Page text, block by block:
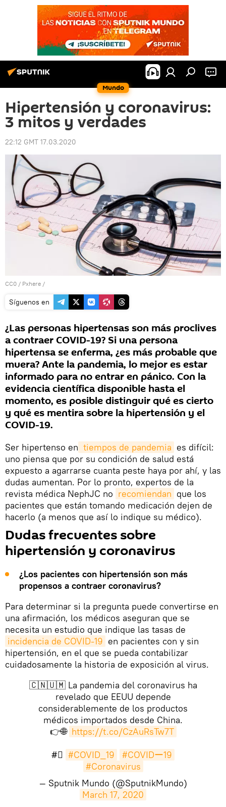
Mundo
Hipertensión y coronavirus:
3 mitos y verdades
22:12 GMT 17.03.2020
CC0 / Pxhere /
Síguenos en
¿Las personas hipertensas son más proclives
a contraer COVID-19? Si una persona
hipertensa se enferma, ¿es más probable que
muera? Ante la pandemia, lo mejor es estar
informado para no entrar en pánico. Con la
evidencia científica disponible hasta el
momento, es posible distinguir qué es cierto
y qué es mentira sobre la hipertensión y el
COVID-19.
Ser hipertenso en tiempos de pandemia es difícil:
uno piensa que por su condición de salud está
expuesto a agarrarse cuanta peste haya por ahí, y las
dudas aumentan. Por lo pronto, expertos de la
revista médica NephJC no recomiendan que los
pacientes que están tomando medicación dejen de
hacerlo (a menos que así lo indique su médico).
Dudas frecuentes sobre
hipertensión y coronavirus
¿Los pacientes con hipertensión son más
propensos a contraer coronavirus?
Para determinar si la pregunta puede convertirse en
una afirmación, los médicos aseguran que se
necesita un estudio que indique las tasas de
incidencia de COVID-19 en pacientes con y sin
hipertensión, en el que se pueda contabilizar
cuidadosamente la historia de exposición al virus.
🇨🇳🇺🇲 La pandemia del coronavirus ha
revelado que EEUU depende
considerablemente de los productos
médicos importados desde China.
👉🌐 https://t.co/CzAuRsTw7T
#⃣ #COVID_19
#COVIDー19
#Coronavirus
— Sputnik Mundo (@SputnikMundo)
March 17, 2020